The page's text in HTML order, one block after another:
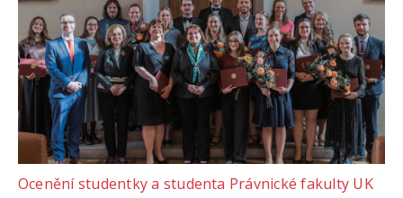
Ocenění studentky a studenta Právnické fakulty UK